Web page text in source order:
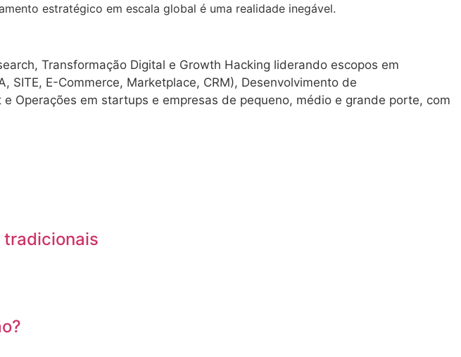
estratégico em escala global é uma realidade inegável.
Transformação Digital e Growth Hacking liderando escopos em
SITE, E-Commerce, Marketplace, CRM), Desenvolvimento de
Operações em startups e empresas de pequeno, médio e grande porte, com
tradicionais